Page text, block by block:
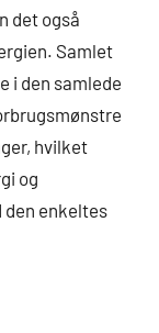
det også
Samlet
i den samlede
hvilket
og
enkeltes